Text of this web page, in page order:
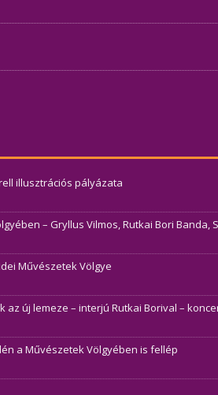
illusztrációs pályázata
– Gryllus Vilmos, Rutkai Bori Banda,
Művészetek Völgye
az új lemeze – interjú Rutkai Borival –
a Művészetek Völgyében is fellép